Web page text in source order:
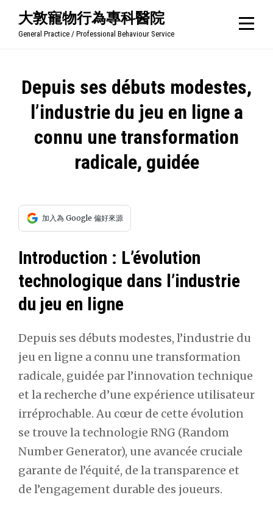
大敦寵物行為專科醫院
General Practice / Professional Behaviour Service
Depuis ses débuts modestes,
l’industrie du jeu en ligne a
connu une transformation
radicale, guidée
加入為 Google 偏好來源
Introduction : L’évolution
technologique dans l’industrie
du jeu en ligne
Depuis ses débuts modestes, l’industrie du
jeu en ligne a connu une transformation
radicale, guidée par l’innovation technique
et la recherche d’une expérience utilisateur
irréprochable. Au cœur de cette évolution
se trouve la technologie RNG (Random
Number Generator), une avancée cruciale
garante de l’équité, de la transparence et
de l’engagement durable des joueurs.
文
章
導